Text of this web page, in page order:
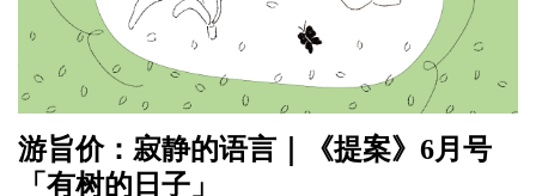
游旨价：寂静的语言｜《提案》6月号
「有树的日子」